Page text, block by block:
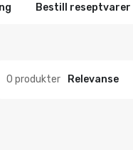
Bestill reseptvarer
0 produkter Relevanse